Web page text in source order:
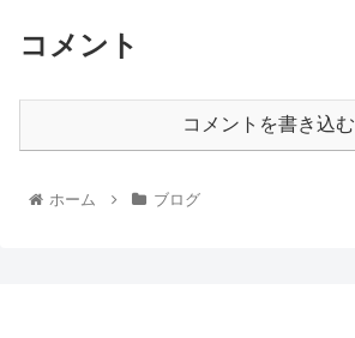
コメント
コメントを書き込む
ホーム ブログ